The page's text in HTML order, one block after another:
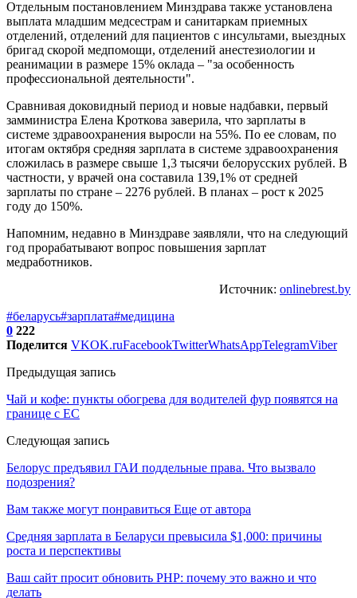
Отдельным постановлением Минздрава также установлена
выплата младшим медсестрам и санитаркам приемных
отделений, отделений для пациентов с инсультами, выездных
бригад скорой медпомощи, отделений анестезиологии и
реанимации в размере 15% оклада – "за особенность
профессиональной деятельности".
Сравнивая доковидный период и новые надбавки, первый
замминистра Елена Кроткова заверила, что зарплаты в
системе здравоохранения выросли на 55%. По ее словам, по
итогам октября средняя зарплата в системе здравоохранения
сложилась в размере свыше 1,3 тысячи белорусских рублей. В
частности, у врачей она составила 139,1% от средней
зарплаты по стране – 2276 рублей. В планах – рост к 2025
году до 150%.
Напомним, недавно в Минздраве заявляли, что на следующий
год прорабатывают вопрос повышения зарплат
медработников.
Источник: onlinebrest.by
#беларусь#зарплата#медицина
0 222
Поделится VKOK.ruFacebookTwitterWhatsAppTelegramViber
Предыдущая запись
Чай и кофе: пункты обогрева для водителей фур появятся на
границе с ЕС
Следующая запись
Белорус предъявил ГАИ поддельные права. Что вызвало
подозрения?
Вам также могут понравиться Еще от автора
Средняя зарплата в Беларуси превысила $1,000: причины
роста и перспективы
Ваш сайт просит обновить PHP: почему это важно и что
делать